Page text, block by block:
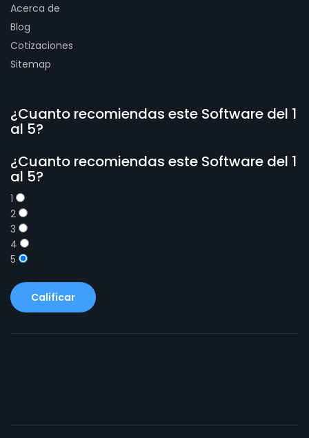
Acerca de
Blog
Cotizaciones
Sitemap
¿Cuanto recomiendas este Software del 1
al 5?
¿Cuanto recomiendas este Software del 1
al 5?
1
2
3
4
5
Calificar